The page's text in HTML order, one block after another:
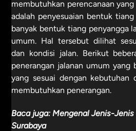
membutuhkan perencanaan
adalah penyesuaian bentuk
banyak bentuk tiang penyangga
umum. Hal tersebut dilihat
dan kondisi jalan. Berikut
penerangan jalanan umum yang
yang sesuai dengan kebutuhan
membutuhkan penerangan.
Baca juga: Mengenal Jenis-
Surabaya